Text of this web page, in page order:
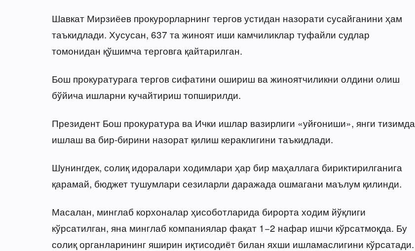
Шавкат Мирзиёев прокурорларнинг тергов устидан назорати сусайганини ҳам
таъкидлади. Хусусан, 637 та жиноят иши камчиликлар туфайли судлар
томонидан қўшимча терговга қайтарилган.
Бош прокуратурага тергов сифатини ошириш ва жиноятчиликни олдини олиш
бўйича ишларни кучайтириш топширилди.
Президент Бош прокуратура ва Ички ишлар вазирлиги «уйғониши», янги тизимда
ишлаш ва бир-бирини назорат қилиш кераклигини таъкидлади.
Шунингдек, солиқ идоралари ходимлари ҳар бир маҳаллага бириктирилганига
қарамай, бюджет тушумлари сезиларли даражада ошмагани маълум қилинди.
Масалан, минглаб корхоналар ҳисоботларида бирорта ходим йўқлиги
кўрсатилган, яна минглаб компаниялар фақат 1−2 нафар ишчи кўрсатмоқда. Бу
солиқ органларининг яширин иқтисодиёт билан яхши ишламаслигини кўрсатади.